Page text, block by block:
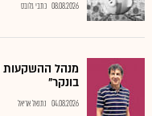
08.08.2026 כתבי גלובס
מנהל ההשקעות
בונקר"
04.08.2026 נתנאל אריאל